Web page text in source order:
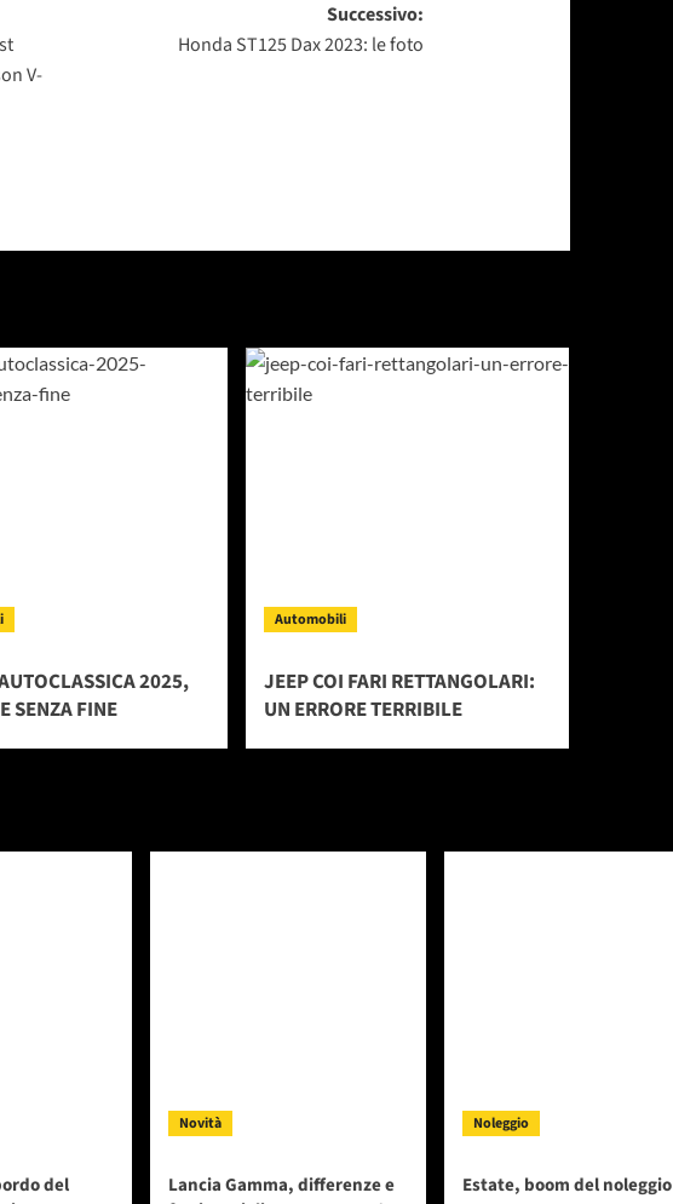
V-
Successivo:
Honda ST125 Dax 2023: le foto
2025,
SENZA FINE
Automobili
JEEP COI FARI RETTANGOLARI:
UN ERRORE TERRIBILE
del
Novità
Lancia Gamma, differenze e
Noleggio
Estate, boom del noleggio